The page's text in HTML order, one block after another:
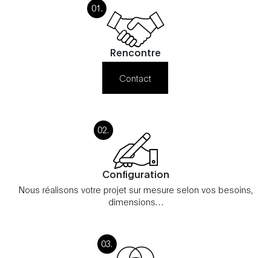
Rencontre
Contact
Configuration
Nous réalisons votre projet sur mesure selon vos besoins,
dimensions…